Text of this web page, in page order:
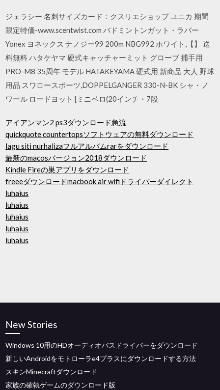
ジェラシー 名刺サイズカード：クスリエショップ ユニカ 期間
限定特価-www.scentwist.com バドミントンガット・ラバー
Yonex ヨネックス ナノジー99 200m NBG992 ホワイト,【】 送
料無料 ハタケヤマ 硬式キャッチャーミット グローブ 捕手用
PRO-M8 35周年 モデル HATAKEYAMA 硬式用 新商品 大人 野球
用品 スワロースポーツ,DOPPELGANGER 330-N-BK シャ・ノ
ワール ロードヨット [ミニベロ(20インチ・7段
アイアンマン2 ps3ダウンロード急流
quickquote countertopsソフトウェアの無料ダウンロード
lagu siti nurhalizaフルアルバムrarをダウンロード
最新のmacosバージョン2018ダウンロード
Kindle Fireの巣アプリをダウンロード
freeeダウンロードmacbook air wifiドライバーダイレクト
luhaius
luhaius
luhaius
luhaius
luhaius
New Stories
Windows 10用のHDオーディオバスドライバーをダウンロード
新しいAndroidをモトローラe4プラスにダウンロードする方法
スキンMinecraftダウンロード
家族の確執ゲームのダウンロード版